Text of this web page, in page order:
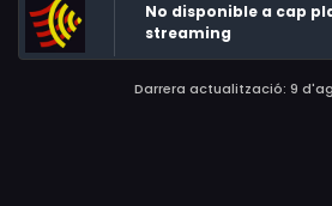
No disponible a cap
streaming
Darrera actualització: 9